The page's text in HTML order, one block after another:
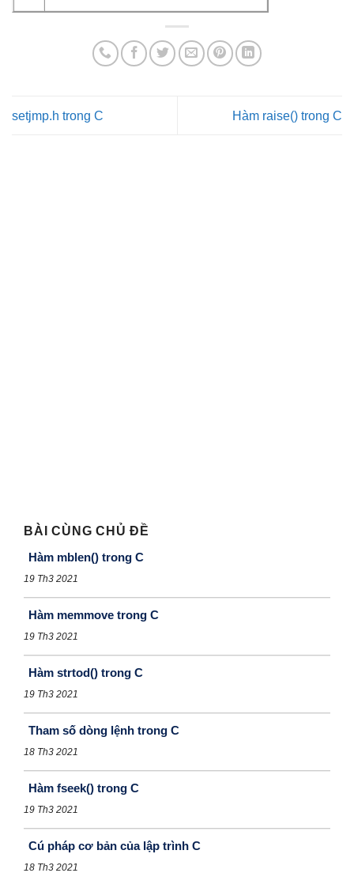
setjmp.h trong C Hàm raise() trong C
BÀI CÙNG CHỦ ĐỀ
Hàm mblen() trong C
19 Th3 2021
Hàm memmove trong C
19 Th3 2021
Hàm strtod() trong C
19 Th3 2021
Tham số dòng lệnh trong C
18 Th3 2021
Hàm fseek() trong C
19 Th3 2021
Cú pháp cơ bản của lập trình C
18 Th3 2021